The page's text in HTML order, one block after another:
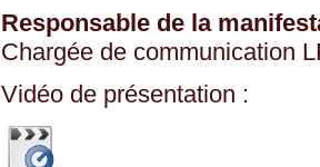
Responsable de la
Chargée de communication
Vidéo de présentation :